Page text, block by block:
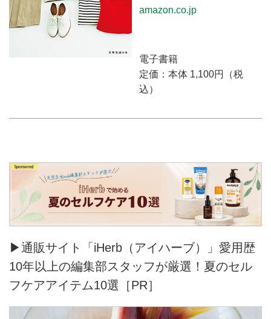
amazon.co.jp
電子書籍
定価：本体 1,100円（税
込）
▶通販サイト「iHerb（アイハーブ）」愛用歴
10年以上の編集部スタッフが厳選！夏のセル
フケアアイテム10選［PR］